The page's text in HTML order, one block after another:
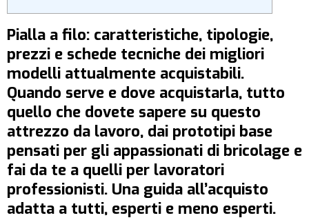
Pialla a filo: caratteristiche, tipologie,
prezzi e schede tecniche dei migliori
modelli attualmente acquistabili.
Quando serve e dove acquistarla, tutto
quello che dovete sapere su questo
attrezzo da lavoro, dai prototipi base
pensati per gli appassionati di bricolage e
fai da te a quelli per lavoratori
professionisti. Una guida all’acquisto
adatta a tutti, esperti e meno esperti.